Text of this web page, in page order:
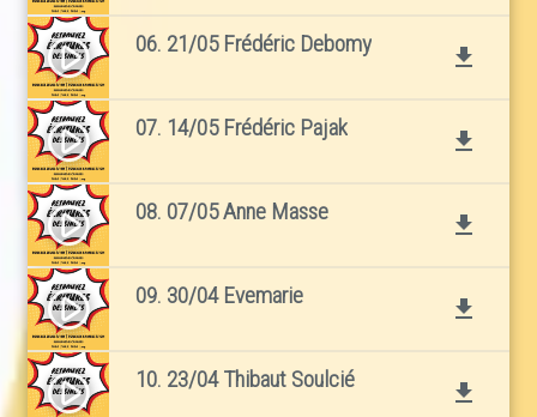
play_circle_filled 06. 21/05 Frédéric Debomy file_download
play_circle_filled 07. 14/05 Frédéric Pajak file_download
play_circle_filled 08. 07/05 Anne Masse file_download
play_circle_filled 09. 30/04 Evemarie file_download
play_circle_filled 10. 23/04 Thibaut Soulcié file_download